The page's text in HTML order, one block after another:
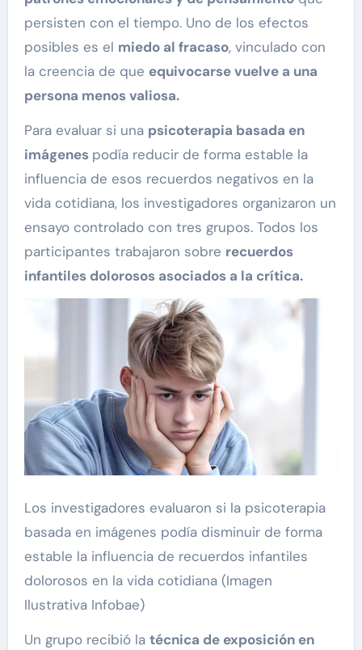
persisten con el tiempo. Uno de los efectos
posibles es el miedo al fracaso, vinculado con
la creencia de que equivocarse vuelve a una
persona menos valiosa.
Para evaluar si una psicoterapia basada en
imágenes podía reducir de forma estable la
influencia de esos recuerdos negativos en la
vida cotidiana, los investigadores organizaron un
ensayo controlado con tres grupos. Todos los
participantes trabajaron sobre recuerdos
infantiles dolorosos asociados a la crítica.
Los investigadores evaluaron si la psicoterapia
basada en imágenes podía disminuir de forma
estable la influencia de recuerdos infantiles
dolorosos en la vida cotidiana (Imagen
Ilustrativa Infobae)
Un grupo recibió la técnica de exposición en